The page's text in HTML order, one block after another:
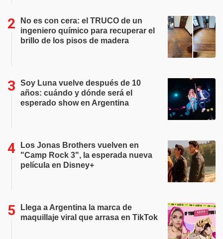
No es con cera: el TRUCO de un
ingeniero químico para recuperar el
brillo de los pisos de madera
Soy Luna vuelve después de 10
años: cuándo y dónde será el
esperado show en Argentina
Los Jonas Brothers vuelven en
"Camp Rock 3", la esperada nueva
película en Disney+
Llega a Argentina la marca de
maquillaje viral que arrasa en TikTok